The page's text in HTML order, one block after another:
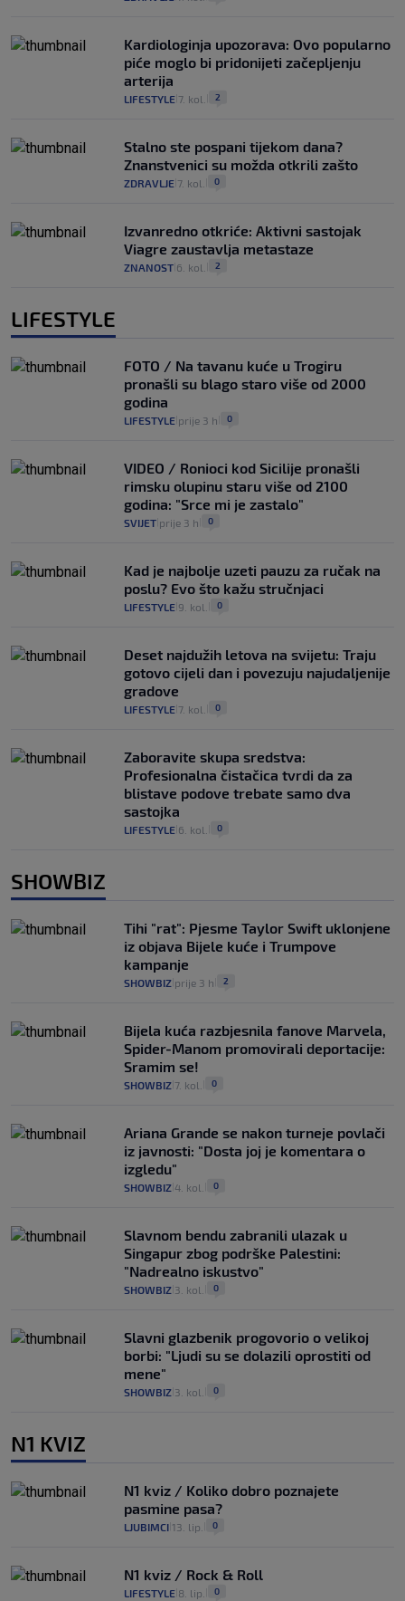
Kardiologinja upozorava: Ovo popularno
piće moglo bi pridonijeti začepljenju
arterija
LIFESTYLE 7. kol. 2
Stalno ste pospani tijekom dana?
Znanstvenici su možda otkrili zašto
ZDRAVLJE 7. kol. 0
Izvanredno otkriće: Aktivni sastojak
Viagre zaustavlja metastaze
ZNANOST 6. kol. 2
LIFESTYLE
FOTO / Na tavanu kuće u Trogiru
pronašli su blago staro više od 2000
godina
LIFESTYLE prije 3 h 0
VIDEO / Ronioci kod Sicilije pronašli
rimsku olupinu staru više od 2100
godina: "Srce mi je zastalo"
SVIJET prije 3 h 0
Kad je najbolje uzeti pauzu za ručak na
poslu? Evo što kažu stručnjaci
LIFESTYLE 9. kol. 0
Deset najdužih letova na svijetu: Traju
gotovo cijeli dan i povezuju najudaljenije
gradove
LIFESTYLE 7. kol. 0
Zaboravite skupa sredstva:
Profesionalna čistačica tvrdi da za
blistave podove trebate samo dva
sastojka
LIFESTYLE 6. kol. 0
SHOWBIZ
Tihi "rat": Pjesme Taylor Swift uklonjene
iz objava Bijele kuće i Trumpove
kampanje
SHOWBIZ prije 3 h 2
Bijela kuća razbjesnila fanove Marvela,
Spider-Manom promovirali deportacije:
Sramim se!
SHOWBIZ 7. kol. 0
Ariana Grande se nakon turneje povlači
iz javnosti: "Dosta joj je komentara o
izgledu"
SHOWBIZ 4. kol. 0
Slavnom bendu zabranili ulazak u
Singapur zbog podrške Palestini:
"Nadrealno iskustvo"
SHOWBIZ 3. kol. 0
Slavni glazbenik progovorio o velikoj
borbi: "Ljudi su se dolazili oprostiti od
mene"
SHOWBIZ 3. kol. 0
N1 KVIZ
N1 kviz / Koliko dobro poznajete
pasmine pasa?
LJUBIMCI 13. lip. 0
N1 kviz / Rock & Roll
LIFESTYLE 8. lip. 0